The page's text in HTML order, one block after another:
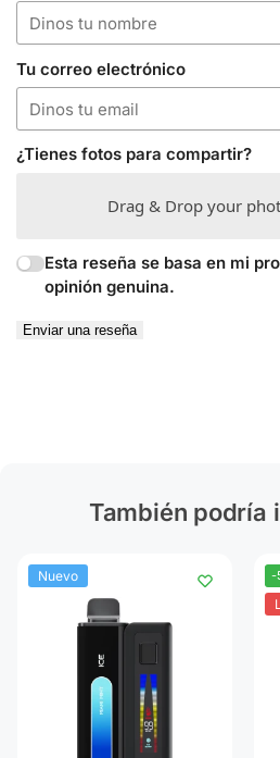
Tu correo electrónico
¿Tienes fotos para compartir?
Drag & Drop your
Esta reseña se basa en mi
opinión genuina.
Enviar una reseña
También podría
Nuevo -